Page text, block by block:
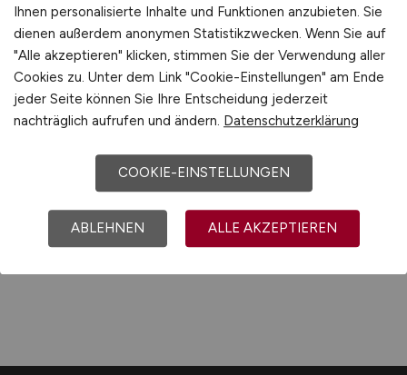
Data Scientist(m/w/d)
Hays
Erfurt
1
Ihnen personalisierte Inhalte und Funktionen anzubieten. Sie
dienen außerdem anonymen Statistikzwecken. Wenn Sie auf
"Alle akzeptieren" klicken, stimmen Sie der Verwendung aller
Cookies zu. Unter dem Link "Cookie-Einstellungen" am Ende
jeder Seite können Sie Ihre Entscheidung jederzeit
nachträglich aufrufen und ändern. Datenschutzerklärung
COOKIE-EINSTELLUNGEN
ABLEHNEN ALLE AKZEPTIEREN